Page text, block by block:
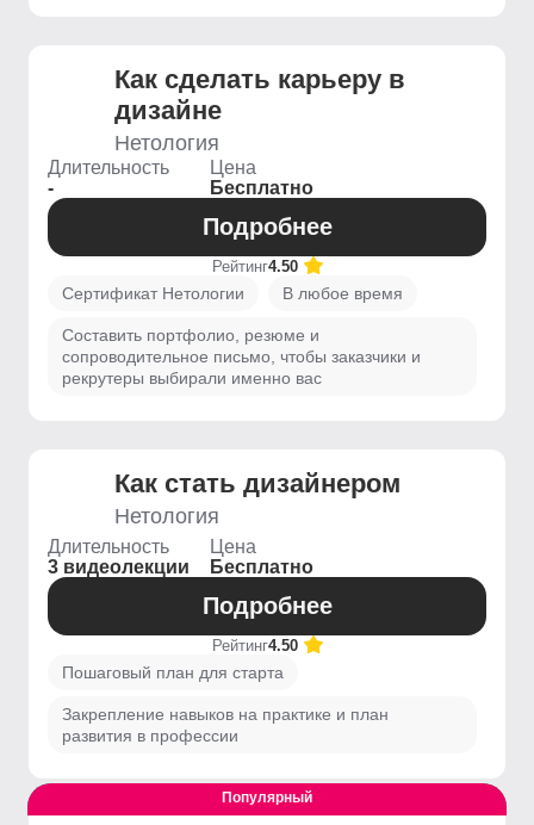
Как сделать карьеру в
дизайне
Нетология
Длительность
-
Цена
Бесплатно
Подробнее
Рейтинг4.50
Сертификат Нетологии В любое время
Составить портфолио, резюме и
сопроводительное письмо, чтобы заказчики и
рекрутеры выбирали именно вас
Как стать дизайнером
Нетология
Длительность
3 видеолекции
Цена
Бесплатно
Подробнее
Рейтинг4.50
Пошаговый план для старта
Закрепление навыков на практике и план
развития в профессии
Выгодный
Популярный